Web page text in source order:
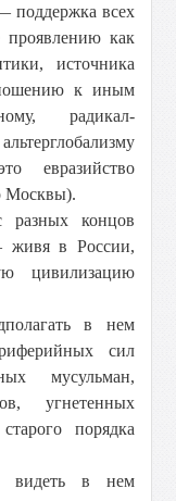
поддержка всех
проявлению как
источника
к иным
радикал-
евразийство
Москвы).
разных концов
в России,
цивилизацию
в нем
сил
мусульман,
угнетенных
порядка
видеть в нем